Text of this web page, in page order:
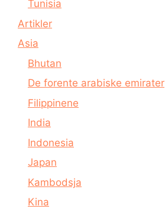
Tunisia
Artikler
Asia
Bhutan
De forente arabiske emirater
Filippinene
India
Indonesia
Japan
Kambodsja
Kina